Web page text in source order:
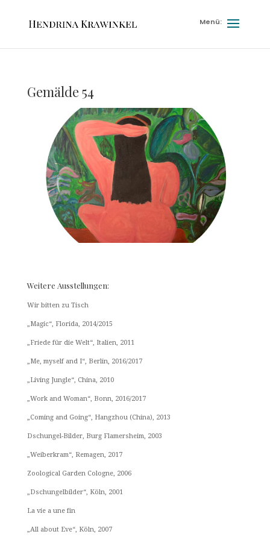
Gemälde 54
Weitere Ausstellungen:
Wir bitten zu Tisch
„Magic“, Florida, 2014/2015
„Friede für die Welt“, Italien, 2011
„Me, myself and I“, Berlin, 2016/2017
„Living Jungle“, China, 2010
„Work and Woman“, Bonn, 2016/2017
„Coming and Going“, Hangzhou (China), 2013
Dschungel-Bilder, Burg Flamersheim, 2003
„Weiberkram“, Remagen, 2017
Zoological Garden Cologne, 2006
„Dschungelbilder“, Köln, 2001
La vie a une fin
„All about Eve“, Köln, 2007